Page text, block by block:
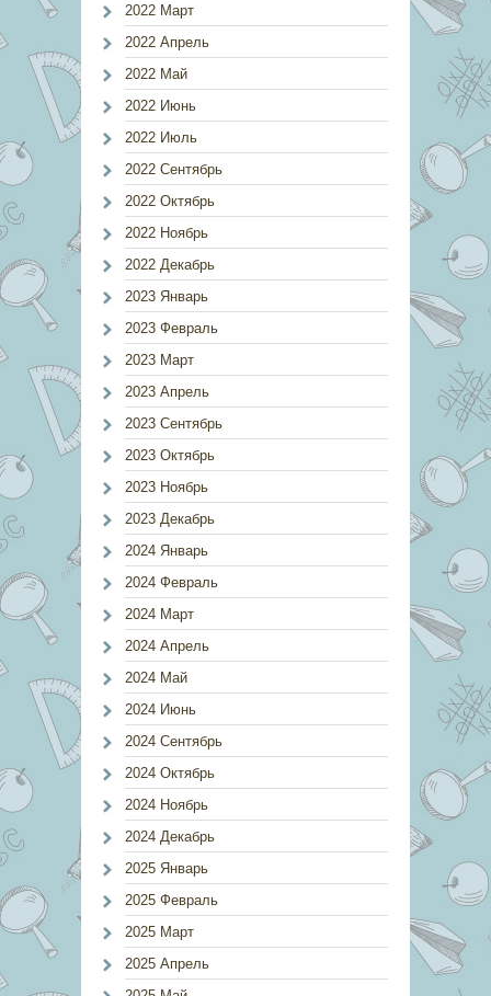
2022 Март
2022 Апрель
2022 Май
2022 Июнь
2022 Июль
2022 Сентябрь
2022 Октябрь
2022 Ноябрь
2022 Декабрь
2023 Январь
2023 Февраль
2023 Март
2023 Апрель
2023 Сентябрь
2023 Октябрь
2023 Ноябрь
2023 Декабрь
2024 Январь
2024 Февраль
2024 Март
2024 Апрель
2024 Май
2024 Июнь
2024 Сентябрь
2024 Октябрь
2024 Ноябрь
2024 Декабрь
2025 Январь
2025 Февраль
2025 Март
2025 Апрель